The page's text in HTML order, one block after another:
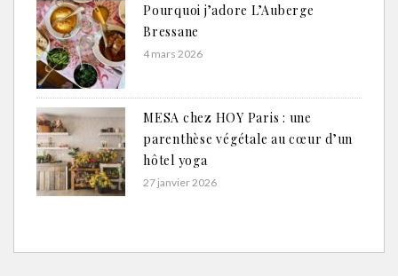
Pourquoi j’adore L’Auberge
Bressane
4 mars 2026
MESA chez HOY Paris : une
parenthèse végétale au cœur d’un
hôtel yoga
27 janvier 2026